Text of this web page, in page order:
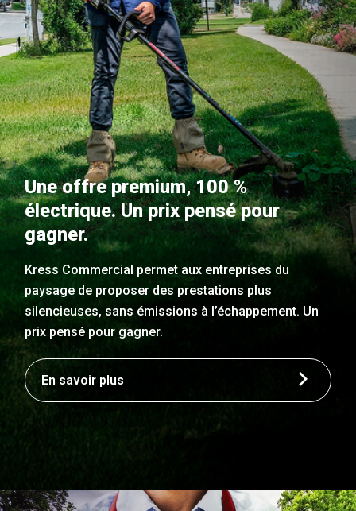
Une offre premium, 100 %
électrique. Un prix pensé pour
gagner.
Kress Commercial permet aux entreprises du
paysage de proposer des prestations plus
silencieuses, sans émissions à l’échappement. Un
prix pensé pour gagner.
En savoir plus